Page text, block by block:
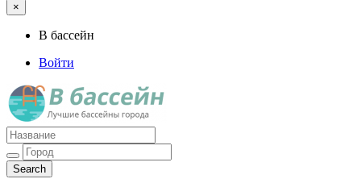
×
В бассейн
Войти
Лучшие бассейны города